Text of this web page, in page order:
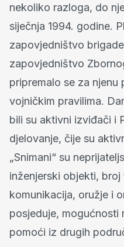
nekoliko razloga, do
siječnja 1994. godine.
zapovjedništvo brigade
zapovjedništvo
pripremalo se za
vojničkim pravilima.
bili su aktivni izviđači i
djelovanje, čije su
„Snimani“ su
inženjerski objekti,
komunikacija, oružje i
posjeduje, mogućnosti
pomoći iz drugih